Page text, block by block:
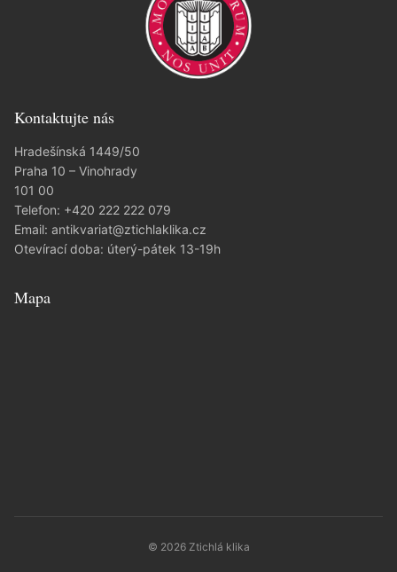
Kontaktujte nás
Hradešínská 1449/50
Praha 10 – Vinohrady
101 00
Telefon: +420 222 222 079
Email: antikvariat@ztichlaklika.cz
Otevírací doba: úterý-pátek 13-19h
Mapa
© 2026 Ztichlá klika